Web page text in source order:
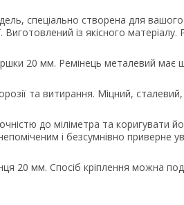
спеціально створена для
із якісного матеріалу.
20 мм. Ремінець металевий має
та витирання. Міцний,
до міліметра та коригувати
і безсумнівно приверне
20 мм. Спосіб кріплення можна